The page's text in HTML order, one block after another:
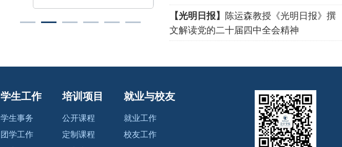
发展——基于党的
神的实践思考》。
全文如下：在全面
推进中国式现代化
监督作为党和国家
与新加坡南洋理工
大学Byoung-Hyoun
Hwang教授、香港大
学陈海亮教授合作
Investors Like Short-l
e from a Textual Anal
ysis of Buy Recomme
ndations”发表于财务
学国际顶级期刊The
Review of Financial S
全会精神
【光明日报】
陈运森教授《光明日报》撰
文解读党的二十届四中全会精神
学生工作
学生事务
团学工作
培训项目
公开课程
定制课程
就业与校友
就业工作
校友工作